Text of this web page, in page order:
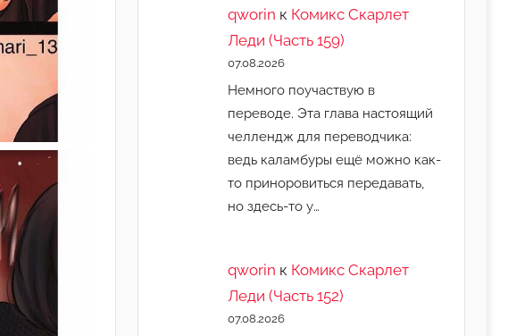
qworin к Комикс Скарлет
Леди (Часть 159)
07.08.2026
Немного поучаствую в
переводе. Эта глава настоящий
челлендж для переводчика:
ведь каламбуры ещё можно как-
то приноровиться передавать,
но здесь-то у…
qworin к Комикс Скарлет
Леди (Часть 152)
07.08.2026